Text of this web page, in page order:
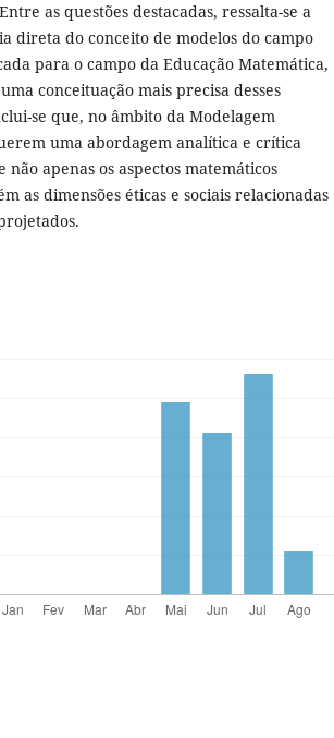
as questões destacadas, ressalta-se a
direta do conceito de modelos do campo
para o campo da Educação Matemática,
conceituação mais precisa desses
se que, no âmbito da Modelagem
uma abordagem analítica e crítica
apenas os aspectos matemáticos
as dimensões éticas e sociais relacionadas